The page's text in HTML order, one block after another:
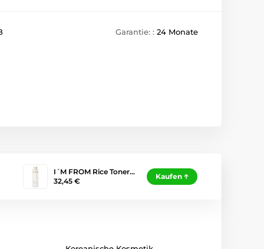
Garantie: : 24 Monate
I´M FROM Rice Toner…
32,45 €
Kaufen